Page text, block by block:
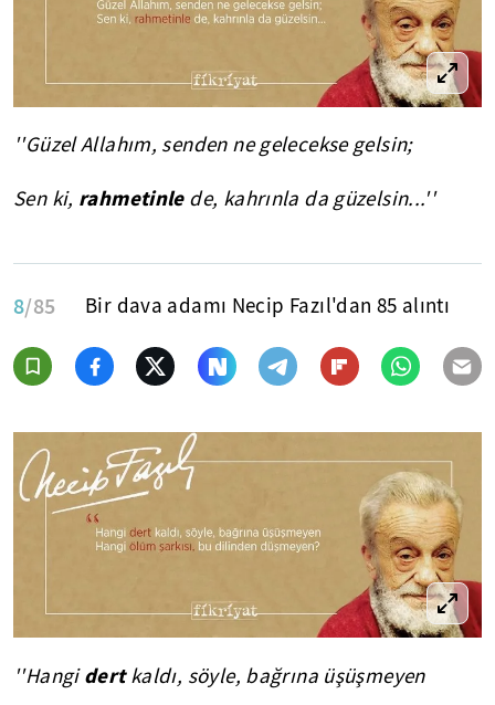
''Güzel Allahım, senden ne gelecekse gelsin;
Sen ki, rahmetinle de, kahrınla da güzelsin...''
8/85 Bir dava adamı Necip Fazıl'dan 85 alıntı
''Hangidertkaldı, söyle, bağrına üşüşmeyen